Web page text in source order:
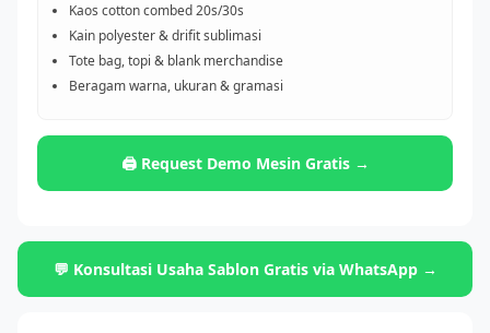
Kaos cotton combed 20s/30s
Kain polyester & drifit sublimasi
Tote bag, topi & blank merchandise
Beragam warna, ukuran & gramasi
🖨️ Request Demo Mesin Gratis →
💬 Konsultasi Usaha Sablon Gratis via WhatsApp →